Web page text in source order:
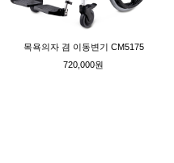
목욕의자 겸 이동변기 CM5175
720,000원